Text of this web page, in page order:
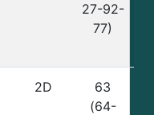
27-92-
77)
2D
63
(64-